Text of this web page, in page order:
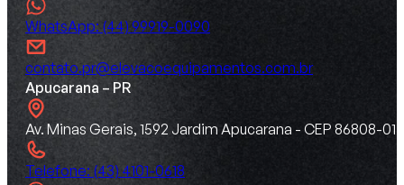
WhatsApp: (44) 99919-0090
contato.pr@elevacoequipamentos.com.br
Apucarana – PR
Av. Minas Gerais, 1592 Jardim Apucarana - CEP 86808-015
Telefone: (43) 4101-0618